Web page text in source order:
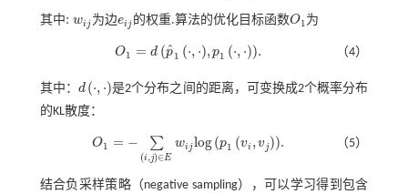
其中: wi j
: wij 为边ei j
eij 的权重.算法的优化目标函数O1
O1为
O1 = d (p
ˆ1 (⋅, ⋅),p1 (⋅, ⋅)).
O1= dp ^1⋅,⋅,p 1⋅, ⋅. （4）
其中： d (⋅, ⋅)
d⋅ ,⋅
是2个分布之间的距离，可变换成2个概率分布
的KL散度：
O1 = − ∑
(i ,j)∈E
wi jlog(p1 (vi ,vj )).
O1= -∑ Ewi ogp1vi,v j. （5）
结合负采样策略（negative sampling），可以学习得到包含